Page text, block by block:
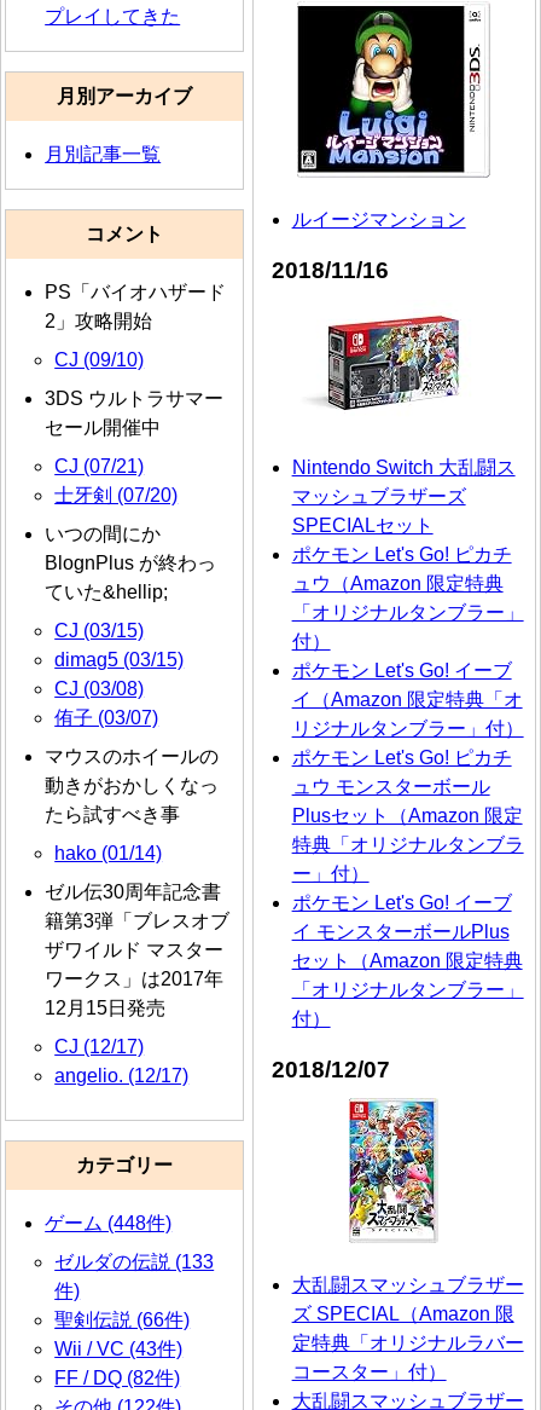
プレイしてきた
月別アーカイブ
月別記事一覧
コメント
PS「バイオハザード
2」攻略開始
CJ (09/10)
3DS ウルトラサマー
セール開催中
CJ (07/21)
士牙剣 (07/20)
いつの間にか
BlognPlus が終わっ
ていた&hellip;
CJ (03/15)
dimag5 (03/15)
CJ (03/08)
侑子 (03/07)
マウスのホイールの
動きがおかしくなっ
たら試すべき事
hako (01/14)
ゼル伝30周年記念書
籍第3弾「ブレスオブ
ザワイルド マスター
ワークス」は2017年
12月15日発売
CJ (12/17)
angelio. (12/17)
カテゴリー
ゲーム (448件)
ゼルダの伝説 (133
件)
聖剣伝説 (66件)
Wii / VC (43件)
FF / DQ (82件)
ルイージマンション
2018/11/16
Nintendo Switch 大乱闘ス
マッシュブラザーズ
SPECIALセット
ポケモン Let's Go! ピカチ
ュウ（Amazon 限定特典
「オリジナルタンブラー」
付）
ポケモン Let's Go! イーブ
イ（Amazon 限定特典「オ
リジナルタンブラー」付）
ポケモン Let's Go! ピカチ
ュウ モンスターボール
Plusセット（Amazon 限定
特典「オリジナルタンブラ
ー」付）
ポケモン Let's Go! イーブ
イ モンスターボールPlus
セット（Amazon 限定特典
「オリジナルタンブラー」
付）
2018/12/07
大乱闘スマッシュブラザー
ズ SPECIAL（Amazon 限
定特典「オリジナルラバー
コースター」付）
大乱闘スマッシュブラザー